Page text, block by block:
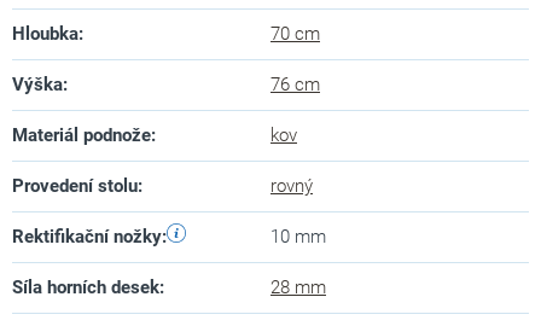
Hloubka: 70 cm
Výška: 76 cm
Materiál podnože: kov
Provedení stolu: rovný
Rektifikační nožky: 10 mm
Síla horních desek: 28 mm